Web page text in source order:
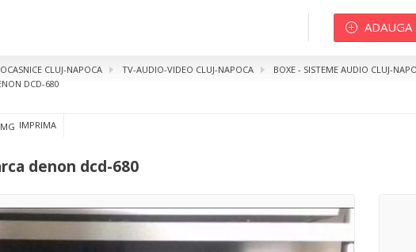
denon dcd-680
CLUJ-NAPOCA TV-AUDIO-VIDEO CLUJ-NAPOCA BOXE - SISTEME AUDIO CLUJ-
DCD-680
IMPRIMA
denon dcd-680